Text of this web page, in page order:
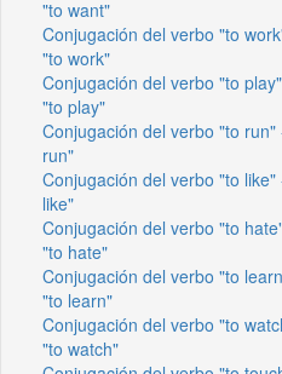
"to want"
Conjugación del verbo "to
"to work"
Conjugación del verbo "to
"to play"
Conjugación del verbo "to
run"
Conjugación del verbo "to
like"
Conjugación del verbo "to
"to hate"
Conjugación del verbo "to
"to learn"
Conjugación del verbo "to
"to watch"